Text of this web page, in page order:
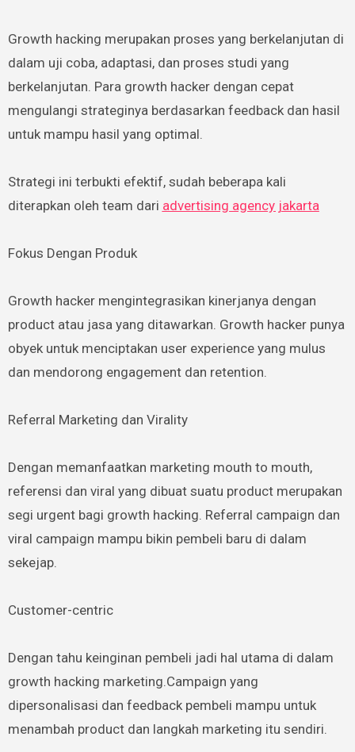
Growth hacking merupakan proses yang berkelanjutan di
dalam uji coba, adaptasi, dan proses studi yang
berkelanjutan. Para growth hacker dengan cepat
mengulangi strateginya berdasarkan feedback dan hasil
untuk mampu hasil yang optimal.
Strategi ini terbukti efektif, sudah beberapa kali
diterapkan oleh team dari advertising agency jakarta
Fokus Dengan Produk
Growth hacker mengintegrasikan kinerjanya dengan
product atau jasa yang ditawarkan. Growth hacker punya
obyek untuk menciptakan user experience yang mulus
dan mendorong engagement dan retention.
Referral Marketing dan Virality
Dengan memanfaatkan marketing mouth to mouth,
referensi dan viral yang dibuat suatu product merupakan
segi urgent bagi growth hacking. Referral campaign dan
viral campaign mampu bikin pembeli baru di dalam
sekejap.
Customer-centric
Dengan tahu keinginan pembeli jadi hal utama di dalam
growth hacking marketing.Campaign yang
dipersonalisasi dan feedback pembeli mampu untuk
menambah product dan langkah marketing itu sendiri.